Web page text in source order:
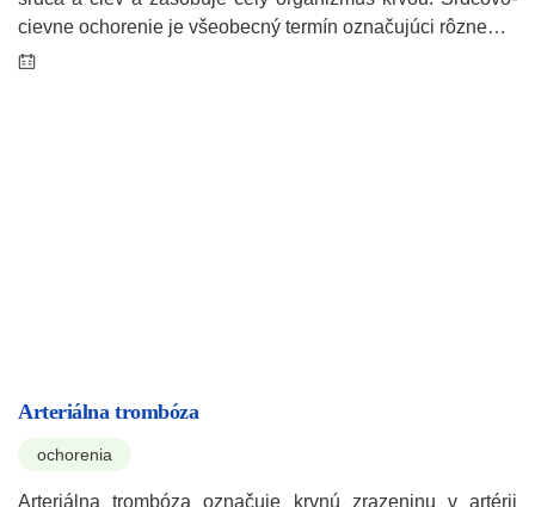
cievne ochorenie je všeobecný termín označujúci rôzne…
Arteriálna trombóza
ochorenia
Arteriálna trombóza označuje krvnú zrazeninu v artérii